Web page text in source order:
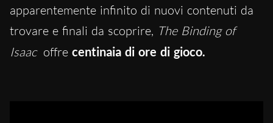
apparentemente infinito di nuovi contenuti da
trovare e finali da scoprire, The Binding of
Isaac offre centinaia di ore di gioco.